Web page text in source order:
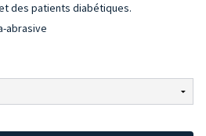
des patients diabétiques.
abrasive